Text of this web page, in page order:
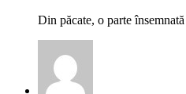
Din păcate, o parte